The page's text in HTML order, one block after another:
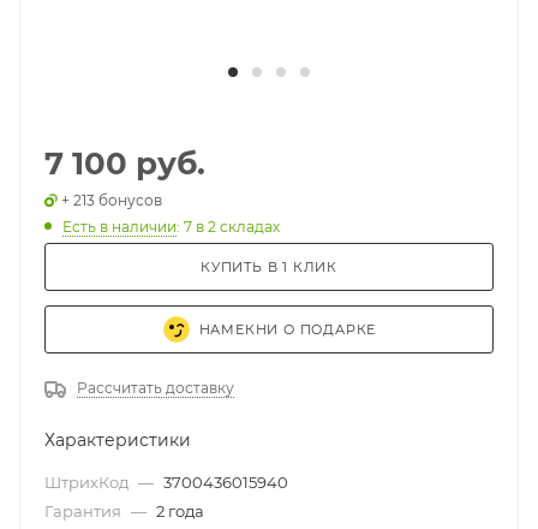
7 100 руб.
+ 213 бонусов
Есть в наличии: 7 в 2 складах
КУПИТЬ В 1 КЛИК
НАМЕКНИ О ПОДАРКЕ
Рассчитать доставку
Характеристики
ШтрихКод — 3700436015940
Гарантия — 2 года